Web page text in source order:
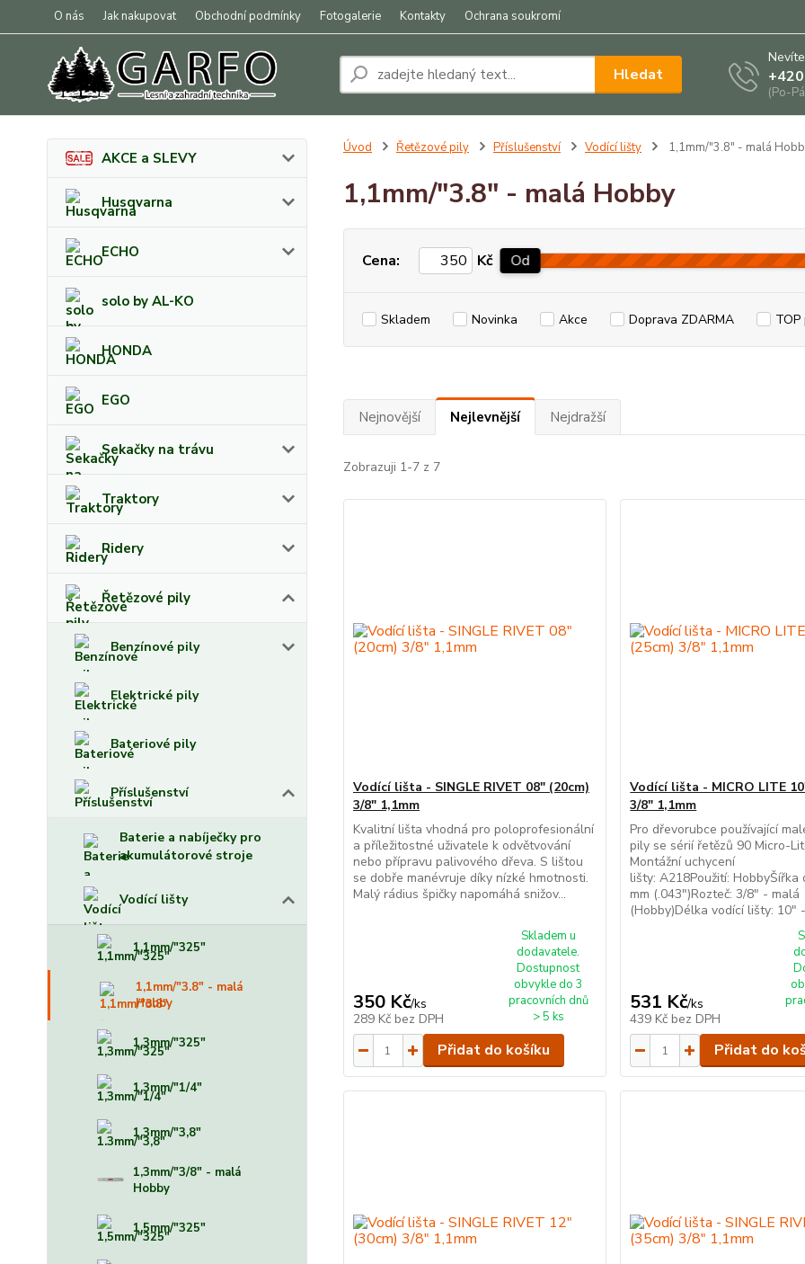
O nás Jak nakupovat Obchodní podmínky Fotogalerie Kontakty Ochrana soukromí
Hledat
(Po-
AKCE a SLEVY
Husqvarna
ECHO
solo by AL-KO
HONDA
EGO
Sekačky na trávu
Traktory
Ridery
Řetězové pily
Benzínové pily
Elektrické pily
Bateriové pily
Příslušenství
Baterie a nabíječky pro
akumulátorové stroje
Vodící lišty
1,1mm/"325"
1,1mm/"3.8" - malá
Hobby
1,3mm/"325"
1,3mm/"1/4"
1.3mm/"3,8"
1,3mm/"3/8" - malá
Hobby
1,5mm/"325"
Úvod Řetězové pily Příslušenství Vodící lišty 1,1mm/"3.8" - malá
1,1mm/"3.8" - malá Hobby
Cena: Kč Od
Skladem Novinka Akce Doprava ZDARMA
Nejnovější Nejlevnější Nejdražší
Zobrazuji 1-7 z 7
Vodící lišta - SINGLE RIVET 08" (20cm)
3/8" 1,1mm
Kvalitní lišta vhodná pro poloprofesionální
a příležitostné uživatele k odvětvování
nebo přípravu palivového dřeva. S lištou
se dobře manévruje díky nízké hmotnosti.
Malý rádius špičky napomáhá snižov...
350 Kč/ks
289 Kč bez DPH
Skladem u
dodavatele.
Dostupnost
obvykle do 3
pracovních dnů
> 5 ks
Přidat do košíku
Vodící lišta - MICRO LITE
3/8" 1,1mm
Pro dřevorubce používající
pily se sérií řetězů 90 Micro-
Montážní uchycení
lišty: A218Použití: HobbyŠířka
mm (.043")Rozteč: 3/8" - malá
(Hobby)Délka vodící lišty: 10" -
531 Kč/ks
439 Kč bez DPH
Přidat do